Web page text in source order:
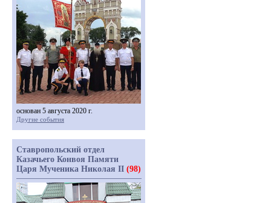
основан 5 августа 2020 г.
Другие события
Ставропольский отдел
Казачьего Конвоя Памяти
Царя Мученика Николая II (98)